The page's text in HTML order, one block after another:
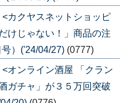
カクヤスネットショッピ
けじゃない！」商品の注
）('24/04/27) (0777)
オンライン酒屋 「クラン
ガチャ」が３５万回突破